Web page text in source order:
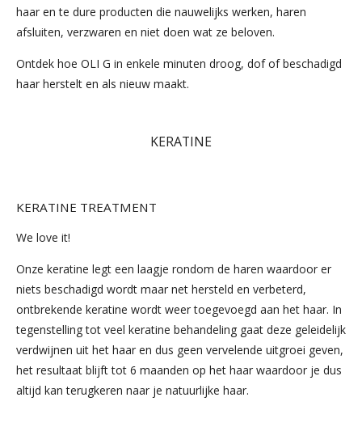
haar en te dure producten die nauwelijks werken, haren
afsluiten, verzwaren en niet doen wat ze beloven.
Ontdek hoe OLI G in enkele minuten droog, dof of beschadigd
haar herstelt en als nieuw maakt.
KERATINE
KERATINE TREATMENT
We love it!
Onze keratine legt een laagje rondom de haren waardoor er
niets beschadigd wordt maar net hersteld en verbeterd,
ontbrekende keratine wordt weer toegevoegd aan het haar. In
tegenstelling tot veel keratine behandeling gaat deze geleidelijk
verdwijnen uit het haar en dus geen vervelende uitgroei geven,
het resultaat blijft tot 6 maanden op het haar waardoor je dus
altijd kan terugkeren naar je natuurlijke haar.